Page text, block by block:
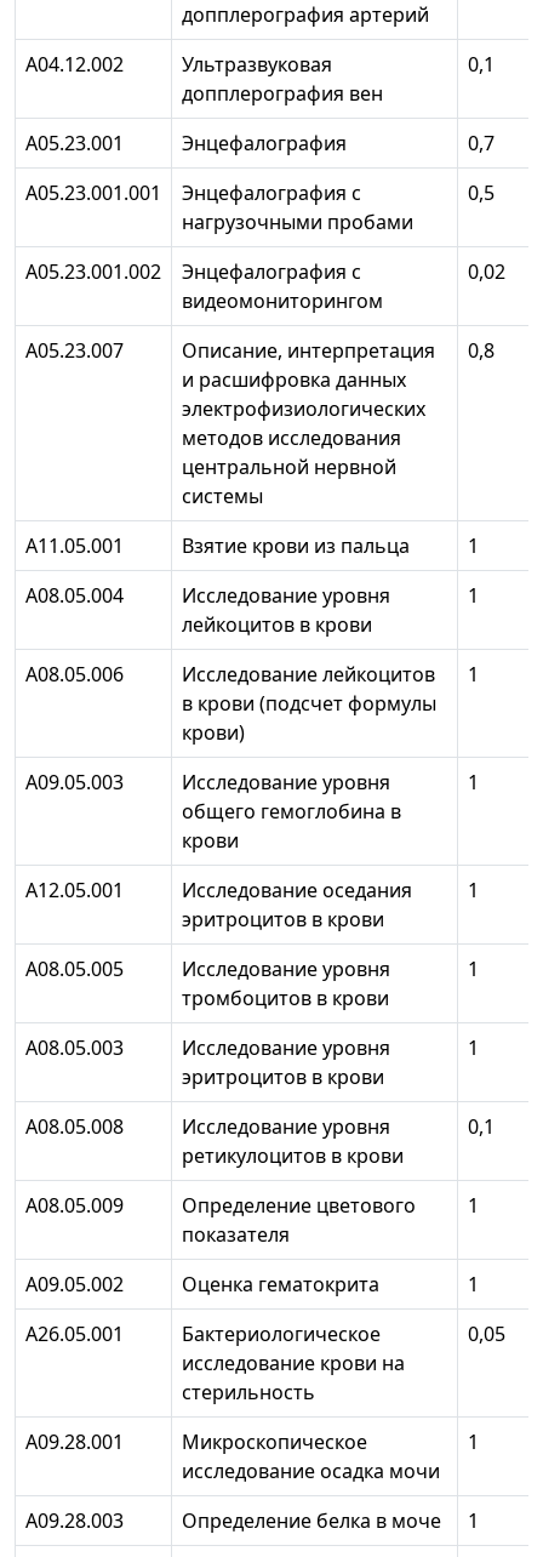
допплерография артерий
А04.12.002
Ультразвуковая
допплерография вен
0,1
А05.23.001 Энцефалография
0,7
А05.23.001.001
Энцефалография с
нагрузочными пробами
0,5
А05.23.001.002
Энцефалография с
видеомониторингом
0,02
А05.23.007
Описание, интерпретация
и расшифровка данных
электрофизиологических
методов исследования
центральной нервной
системы
0,8
А11.05.001 Взятие крови из пальца
1
A08.05.004
Исследование уровня
лейкоцитов в крови
1
A08.05.006
Исследование лейкоцитов
в крови (подсчет формулы
крови)
1
A09.05.003
Исследование уровня
общего гемоглобина в
крови
1
A12.05.001
Исследование оседания
эритроцитов в крови
1
A08.05.005
Исследование уровня
тромбоцитов в крови
1
A08.05.003
Исследование уровня
эритроцитов в крови
1
A08.05.008
Исследование уровня
ретикулоцитов в крови
0,1
A08.05.009
Определение цветового
показателя
1
A09.05.002 Оценка гематокрита
1
A26.05.001
Бактериологическое
исследование крови на
стерильность
0,05
A09.28.001
Микроскопическое
исследование осадка мочи
1
А09.28.003 Определение белка в моче 1